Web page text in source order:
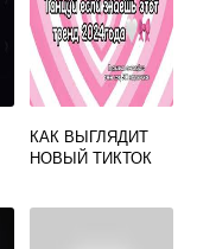
КАК ВЫГЛЯДИТ
НОВЫЙ ТИКТОК